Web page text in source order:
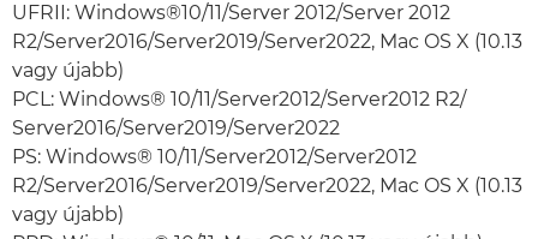
UFRII: Windows®10/11/Server 2012/Server 2012
R2/Server2016/Server2019/Server2022, Mac OS X (10.13
vagy újabb)
PCL: Windows® 10/11/Server2012/Server2012 R2/
Server2016/Server2019/Server2022
PS: Windows® 10/11/Server2012/Server2012
R2/Server2016/Server2019/Server2022, Mac OS X (10.13
vagy újabb)